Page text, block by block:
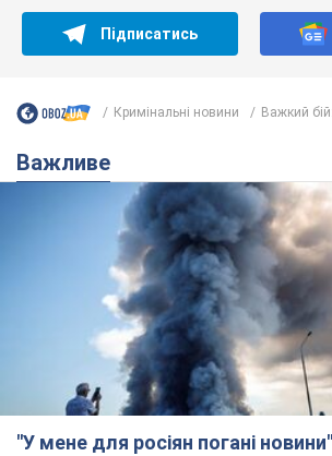
Підписатись
Кримінальні новини Важкий
Важливе
"У мене для росіян погані